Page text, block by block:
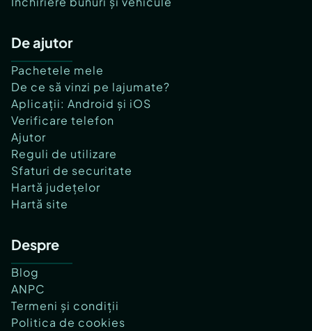
De ajutor
Pachetele mele
De ce să vinzi pe lajumate?
Aplicații: Android și iOS
Verificare telefon
Ajutor
Reguli de utilizare
Sfaturi de securitate
Hartă județelor
Hartă site
Despre
Blog
ANPC
Termeni și condiții
Politica de cookies